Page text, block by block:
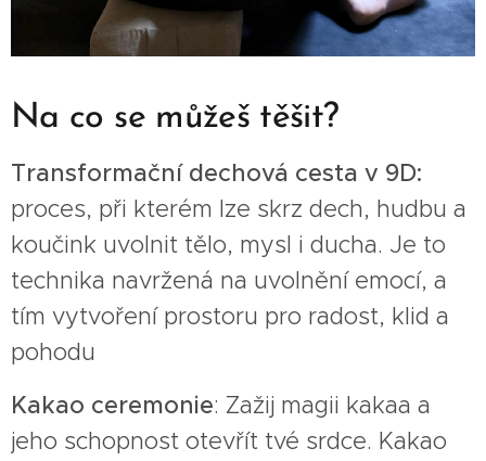
Na co se můžeš těšit?
Transformační dechová cesta v 9D:
proces, při kterém lze skrz dech, hudbu a
koučink uvolnit tělo, mysl i ducha. Je to
technika navržená na uvolnění emocí, a
tím vytvoření prostoru pro radost, klid a
pohodu
Kakao ceremonie: Zažij magii kakaa a
jeho schopnost otevřít tvé srdce. Kakao